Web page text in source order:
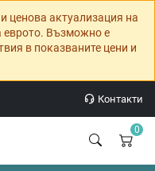
ценова актуализация на
еврото. Възможно е
в показваните цени и
Контакти
0